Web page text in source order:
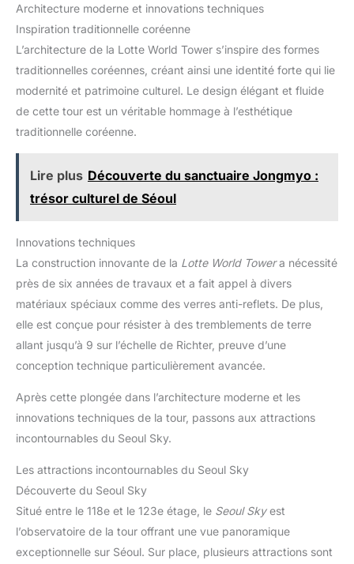
Architecture moderne et innovations techniques
Inspiration traditionnelle coréenne
L’architecture de la Lotte World Tower s’inspire des formes
traditionnelles coréennes, créant ainsi une identité forte qui lie
modernité et patrimoine culturel. Le design élégant et fluide
de cette tour est un véritable hommage à l’esthétique
traditionnelle coréenne.
Lire plus Découverte du sanctuaire Jongmyo :
trésor culturel de Séoul
Innovations techniques
La construction innovante de la Lotte World Towera nécessité
près de six années de travaux et a fait appel à divers
matériaux spéciaux comme des verres anti-reflets. De plus,
elle est conçue pour résister à des tremblements de terre
allant jusqu’à 9 sur l’échelle de Richter, preuve d’une
conception technique particulièrement avancée.
Après cette plongée dans l’architecture moderne et les
innovations techniques de la tour, passons aux attractions
incontournables du Seoul Sky.
Les attractions incontournables du Seoul Sky
Découverte du Seoul Sky
Situé entre le 118e et le 123e étage, le Seoul Skyest
l’observatoire de la tour offrant une vue panoramique
exceptionnelle sur Séoul. Sur place, plusieurs attractions sont